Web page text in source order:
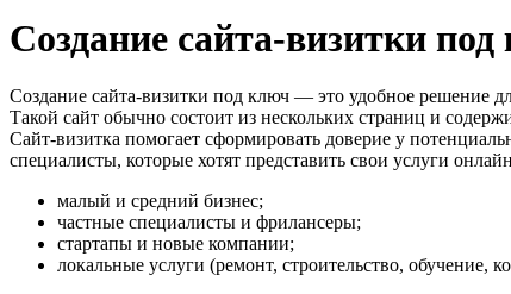
Создание сайта-визитки
Создание сайта-визитки под ключ — это удобное решение
Такой сайт обычно состоит из нескольких страниц и
Сайт-визитка помогает сформировать доверие у
специалисты, которые хотят представить свои услуги
малый и средний бизнес;
частные специалисты и фрилансеры;
стартапы и новые компании;
локальные услуги (ремонт, строительство, обучение,